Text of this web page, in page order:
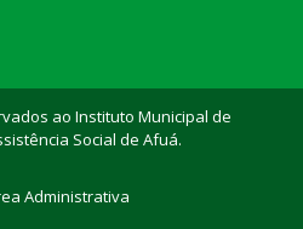
ao Instituto Municipal de
Social de Afuá.
Administrativa